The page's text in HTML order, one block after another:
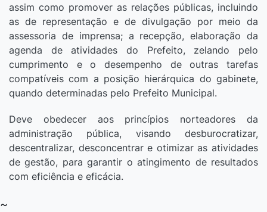
assim como promover as relações públicas, incluindo
as de representação e de divulgação por meio da
assessoria de imprensa; a recepção, elaboração da
agenda de atividades do Prefeito, zelando pelo
cumprimento e o desempenho de outras tarefas
compatíveis com a posição hierárquica do gabinete,
quando determinadas pelo Prefeito Municipal.
Deve obedecer aos princípios norteadores da
administração pública, visando desburocratizar,
descentralizar, desconcentrar e otimizar as atividades
de gestão, para garantir o atingimento de resultados
com eficiência e eficácia.
~